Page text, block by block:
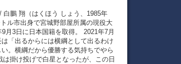
鵬 翔（はくほう しょう、1985年
ル市出身で宮城野部屋所属の現役大
月3日に日本国籍を取得。 2021年7月
「出るからには横綱として出るわけ
。横綱だから優勝する気持ちでやら
掛け投げで白星となったが、この日